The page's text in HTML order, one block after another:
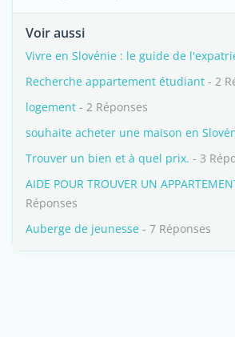
Voir aussi
Vivre en Slovénie : le guide de
Recherche appartement étudiant - 2
logement - 2 Réponses
souhaite acheter une maison en
Trouver un bien et à quel prix. - 3
AIDE POUR TROUVER UN
Réponses
Auberge de jeunesse - 7 Réponses